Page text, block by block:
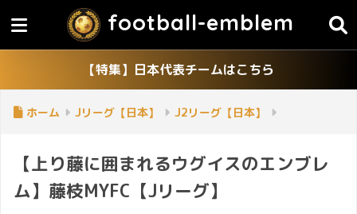
football-emblem
【特集】日本代表チームはこちら
ホーム Jリーグ【日本】 J2リーグ【日本】
【上り藤に囲まれるウグイスのエンブレ
ム】藤枝MYFC【Jリーグ】